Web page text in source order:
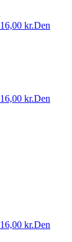
16,00 kr.Den
16,00 kr.Den
16,00 kr.Den